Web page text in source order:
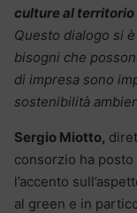
culture al territorio
Questo dialogo si
bisogni che
di impresa sono
sostenibilità
Sergio Miotto,
consorzio ha posto
l’accento
al green e in